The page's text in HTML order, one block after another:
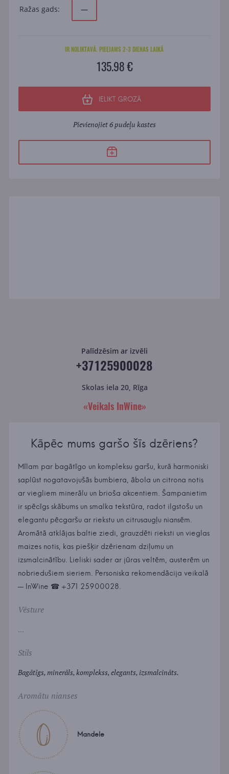
Ražas gads: —
IR NOLIKTAVĀ. PIEEJAMS 2-3 DIENAS LAIKĀ
135.98 €
IELIKT GROZĀ
Pievienojiet 6 pudeļu kastes
Palīdzēsim ar izvēli
+37125900028
Skolas iela 20, Rīga
«Veikals InWine»
Kāpēc mums garšo šīs dzēriens?
Mīlam par bagātīgo un kompleksu garšu, kurā harmoniski
saplūst nogatavojušās bumbiera, ābola un citrona notis
ar viegliem minerālu un brioša akcentiem. Šampanietim
ir spēcīgs skābums un smalka tekstūra, radot ilgstošu un
elegantu pēcgaršu ar riekstu un citrusaugļu niansēm.
Aromātā atklājas baltie ziedi, grauzdēti rieksti un vieglas
maizes notis, kas piešķir dzērienam dziļumu un
izsmalcinātību. Lieliski sader ar jūras veltēm, austerēm un
nobriedušiem sieriem. Personiska rekomendācija veikalā
— InWine ☎ +371 25900028.
Vēsture
...
Stils
Bagātīgs, minerāls, komplekss, elegants, izsmalcināts.
Aromātu nianses
Mandele